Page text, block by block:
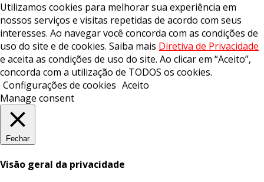
Utilizamos cookies para melhorar sua experiência em
nossos serviços e visitas repetidas de acordo com seus
interesses. Ao navegar você concorda com as condições de
uso do site e de cookies. Saiba mais Diretiva de Privacidade
e aceita as condições de uso do site. Ao clicar em “Aceito”,
concorda com a utilização de TODOS os cookies.
Configurações de cookies Aceito
Manage consent
Fechar
Visão geral da privacidade